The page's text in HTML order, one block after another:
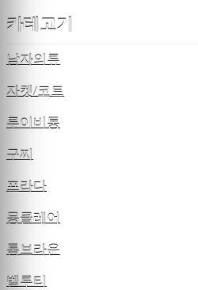
카테고기
남자의류
자켓/코트
루이비통
구찌
프라다
몽클레어
톰브라운
벨루티